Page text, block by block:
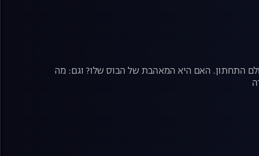
התחתון. האם היא המאהבת של הבוס שלו? וגם: מה